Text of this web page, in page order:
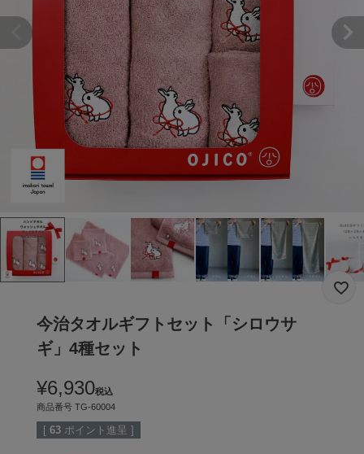
今治タオルギフトセット「シロウサ
ギ」4種セット
¥6,930税込
商品番号 TG-60004
[ 63 ポイント進呈 ]